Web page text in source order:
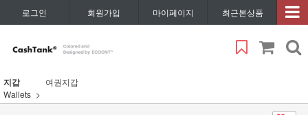
로그인 회원가입 마이페이지 최근본상품
지갑
Wallets
여권지갑